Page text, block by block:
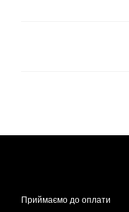
Приймаємо до оплати